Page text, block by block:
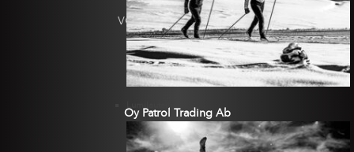
Lumilautailu
VOITELUSUOSITUKSET
YRITYS
YHTEYSTIEDOT
Oy Patrol Trading Ab
Vauhtitie 3